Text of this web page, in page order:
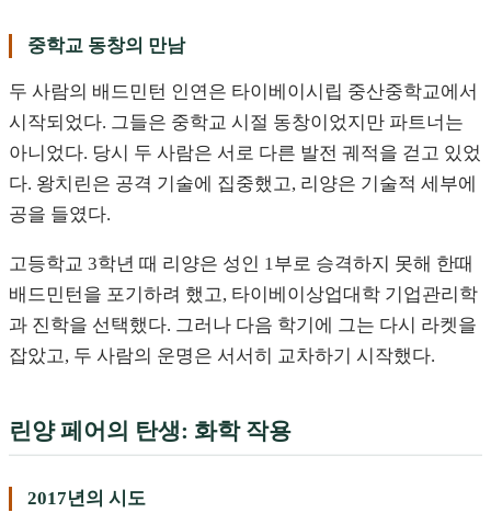
중학교 동창의 만남
두 사람의 배드민턴 인연은 타이베이시립 중산중학교에서
시작되었다. 그들은 중학교 시절 동창이었지만 파트너는
아니었다. 당시 두 사람은 서로 다른 발전 궤적을 걷고 있었
다. 왕치린은 공격 기술에 집중했고, 리양은 기술적 세부에
공을 들였다.
고등학교 3학년 때 리양은 성인 1부로 승격하지 못해 한때
배드민턴을 포기하려 했고, 타이베이상업대학 기업관리학
과 진학을 선택했다. 그러나 다음 학기에 그는 다시 라켓을
잡았고, 두 사람의 운명은 서서히 교차하기 시작했다.
린양 페어의 탄생: 화학 작용
2017년의 시도